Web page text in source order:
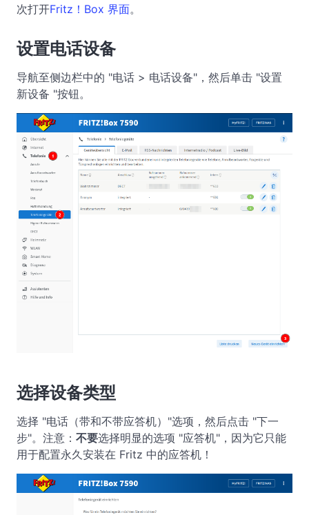
次打开Fritz！Box 界面。
设置电话设备
导航至侧边栏中的 "电话 > 电话设备"，然后单击 "设置
新设备 "按钮。
选择设备类型
选择 "电话（带和不带应答机）"选项，然后点击 "下一
步"。注意： 不要选择明显的选项 "应答机"，因为它只能
用于配置永久安装在 Fritz 中的应答机！